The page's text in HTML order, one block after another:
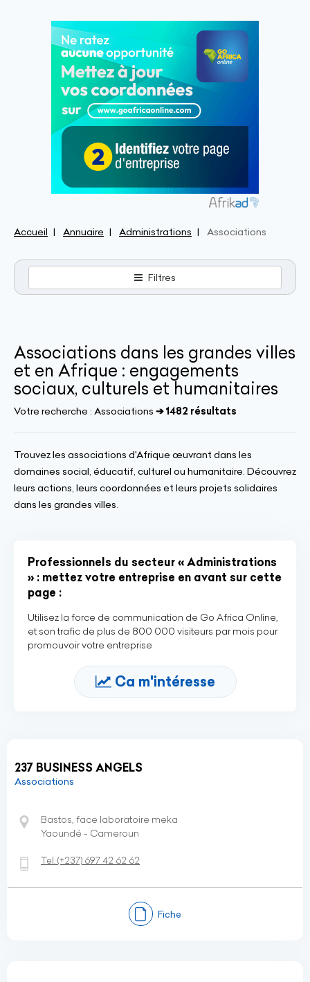
Accueil Annuaire Administrations Associations
Filtres
Associations dans les grandes villes
et en Afrique : engagements
sociaux, culturels et humanitaires
Votre recherche : Associations ➔ 1482 résultats
Trouvez les associations d'Afrique œuvrant dans les
domaines social, éducatif, culturel ou humanitaire. Découvrez
leurs actions, leurs coordonnées et leurs projets solidaires
dans les grandes villes.
Professionnels du secteur « Administrations
» : mettez votre entreprise en avant sur cette
page :
Utilisez la force de communication de Go Africa Online,
et son trafic de plus de 800 000 visiteurs par mois pour
promouvoir votre entreprise
Ca m'intéresse
237 BUSINESS ANGELS
Associations
Bastos, face laboratoire meka
Yaoundé - Cameroun
Tel:(+237) 697 42 62 62
Fiche